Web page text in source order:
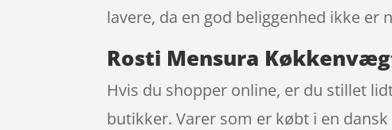
lavere, da en god beliggenhed ikke er
Rosti Mensura
Hvis du shopper online, er du stillet
butikker. Varer som er købt i en